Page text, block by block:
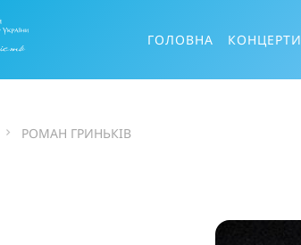
ГОЛОВНА КОНЦЕРТИ
РОМАН ГРИНЬКІВ